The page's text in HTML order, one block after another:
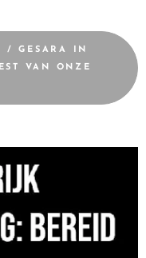
/ GESARA IN
VAN ONZE